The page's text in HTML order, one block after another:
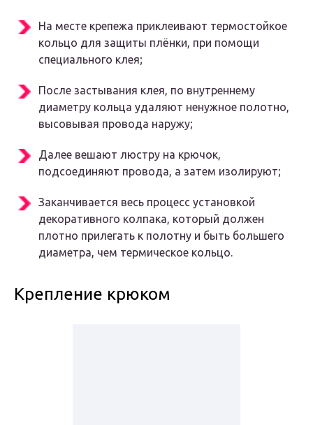
На месте крепежа приклеивают термостойкое
кольцо для защиты плёнки, при помощи
специального клея;
После застывания клея, по внутреннему
диаметру кольца удаляют ненужное полотно,
высовывая провода наружу;
Далее вешают люстру на крючок,
подсоединяют провода, а затем изолируют;
Заканчивается весь процесс установкой
декоративного колпака, который должен
плотно прилегать к полотну и быть большего
диаметра, чем термическое кольцо.
Крепление крюком